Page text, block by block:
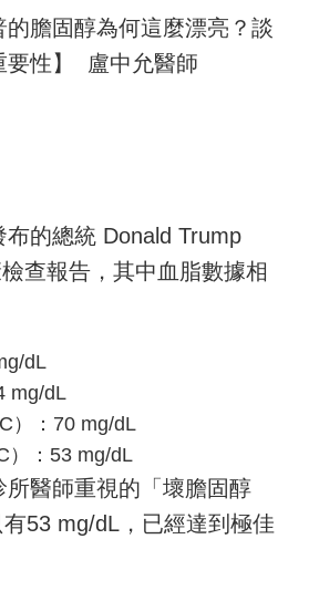
的膽固醇為何這麼漂亮？談
要性】 盧中允醫師
的總統 Donald Trump
查報告，其中血脂數據相
dL
mg/dL
）：70 mg/dL
）：53 mg/dL
所醫師重視的「壞膽固醇
有53 mg/dL，已經達到極佳